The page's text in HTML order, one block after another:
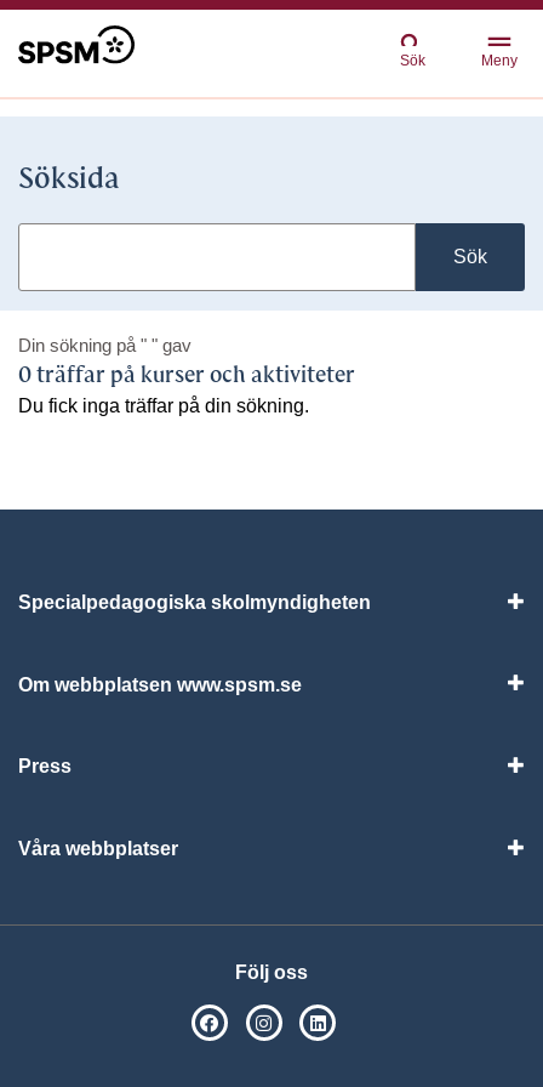
Sök Meny
Söksida
Sök
Din sökning på " " gav
0 träffar på kurser och aktiviteter
Du fick inga träffar på din sökning.
Specialpedagogiska skolmyndigheten
Om webbplatsen www.spsm.se
Press
Våra webbplatser
Följ oss
SPSM på Facebook
SPSM på Instagram